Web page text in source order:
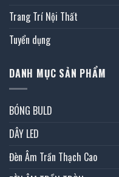
Trang Trí Nội Thất
Tuyển dụng
DANH MỤC SẢN PHẨM
BÓNG BULD
DÂY LED
Đèn Âm Trần Thạch Cao